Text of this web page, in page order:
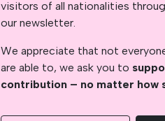
visitors of all nationalities
our newsletter.
We appreciate that not
are able to, we ask you to
contribution – no matter how